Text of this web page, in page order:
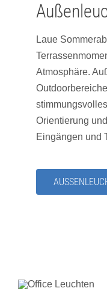
Laue
Atmosphäre.
Orientierung
Eingängen und